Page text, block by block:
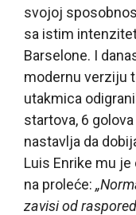
svojoj
sa istim
Barselone. I
modernu verziju
utakmica
startova, 6
nastavlja da
Luis Enrike mu
na proleće:
zavisi od